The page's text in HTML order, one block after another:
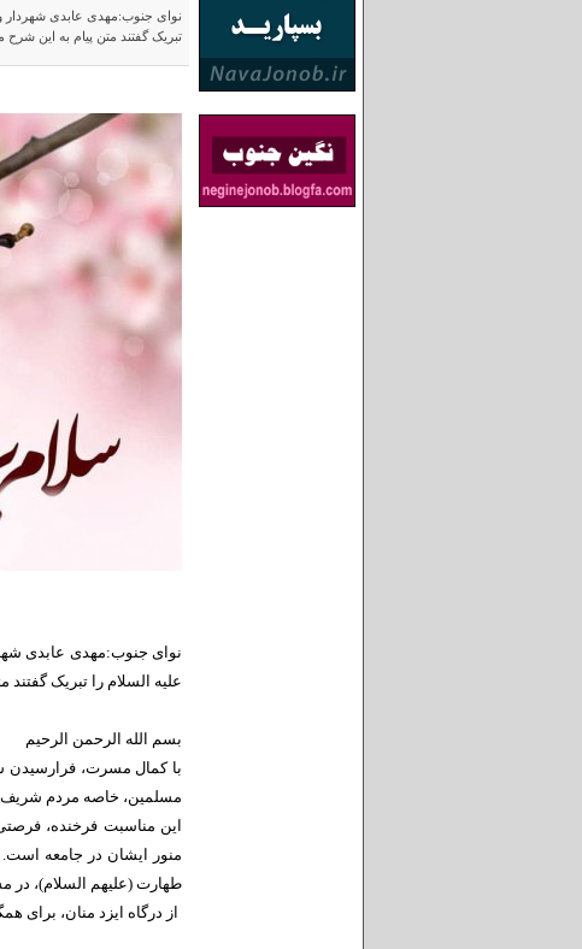
پل محور «رودان - بندرعباس» پس حمله آمریکا
بندرعباس جان ایران
مسافران دریاچه «زنده» ارومیه
نوای جنوب:مهدی عابدی شهردار
تبریک گفتند متن پیام به این شرح
نوای جنوب:مهدی عابدی
علیه السلام را تبریک
بسم الله الرحمن الرحیم
با کمال مسرت، فرارسیدن
مسلمین، خاصه مردم شریف
این مناسبت فرخنده،
منور ایشان در جامعه
طهارت (علیهم السلام)، در
از درگاه ایزد منان، برای